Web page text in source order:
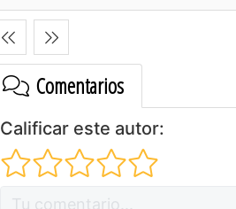
Comentarios
Calificar este autor: